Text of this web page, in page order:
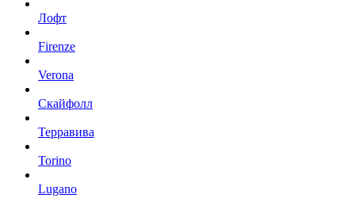
Лофт
Firenze
Verona
Скайфолл
Терравива
Torino
Lugano